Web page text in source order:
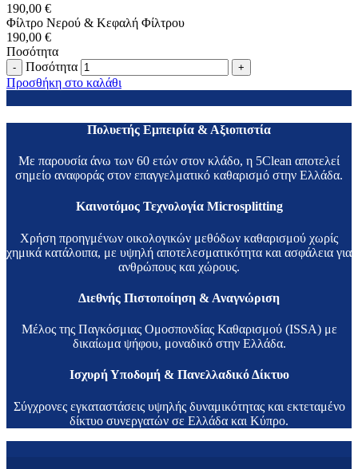
190,00 €
Φίλτρo Νερού & Κεφαλή Φίλτρου
190,00 €
Ποσότητα
Ποσότητα
Προσθήκη στο καλάθι
Πολυετής Εμπειρία & Αξιοπιστία
Με παρουσία άνω των 60 ετών στον κλάδο, η 5Clean αποτελεί
σημείο αναφοράς στον επαγγελματικό καθαρισμό στην Ελλάδα.
Καινοτόμος Τεχνολογία Microsplitting
Χρήση προηγμένων οικολογικών μεθόδων καθαρισμού χωρίς
χημικά κατάλοιπα, με υψηλή αποτελεσματικότητα και ασφάλεια για
ανθρώπους και χώρους.
Διεθνής Πιστοποίηση & Αναγνώριση
Μέλος της Παγκόσμιας Ομοσπονδίας Καθαρισμού (ISSA) με
δικαίωμα ψήφου, μοναδικό στην Ελλάδα.
Ισχυρή Υποδομή & Πανελλαδικό Δίκτυο
Σύγχρονες εγκαταστάσεις υψηλής δυναμικότητας και εκτεταμένο
δίκτυο συνεργατών σε Ελλάδα και Κύπρο.